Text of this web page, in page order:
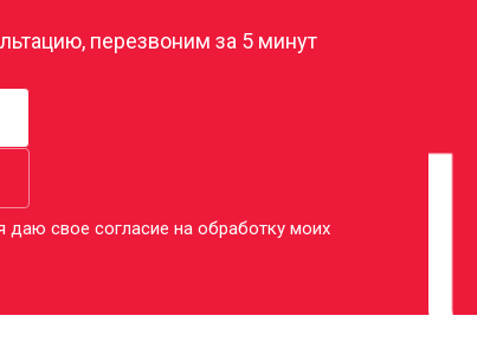
перезвоним за 5 минут
даю свое согласие на обработку моих